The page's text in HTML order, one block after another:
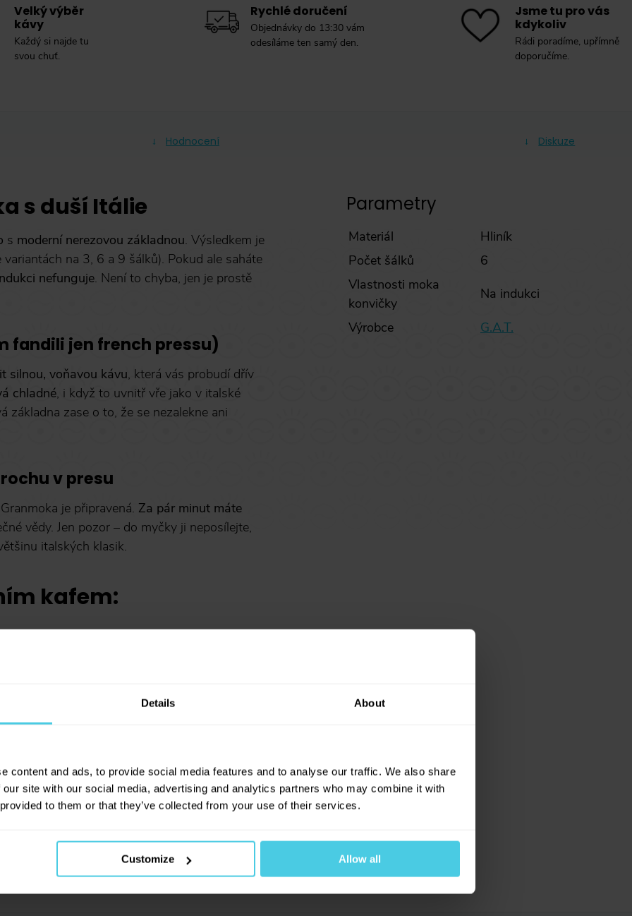
Details About
content and ads, to provide social media features and to analyse our traffic. We also share
site with our social media, advertising and analytics partners who may combine it with
to them or that they’ve collected from your use of their services.
Customize Allow all
Velký výběr
kávy
Každý si najde tu
svou chuť.
Rychlé doručení
Objednávky do 13:30 vám
odesíláme ten samý den.
Jsme tu pro vás
kdykoliv
Rádi poradíme, upřímně
doporučíme.
Hodnocení Diskuze
s duší Itálie
s moderní nerezovou základnou. Výsledkem je
na 3, 6 a 9 šálků). Pokud ale saháte
nefunguje. Není to chyba, jen je prostě
fandili jen french pressu)
silnou, voňavou kávu, která vás probudí dřív
chladné, i když to uvnitř vře jako v italské
zase o to, že se nezalekne ani
v presu
je připravená. Za pár minut máte
vědy. Jen pozor – do myčky ji neposílejte,
italských klasik.
kafem:
na sporák
(od velikosti na 4 šálky), plynový,
vařičům:
Každý indukční vařič má stanovený
(naleznete v návodu k použití vařiče). Je-li
na to však snadný trik - postavte vedle
Parametry
Materiál
Hliník
Počet šálků
6
Vlastnosti moka
konvičky
Na indukci
Výrobce
G.A.T.